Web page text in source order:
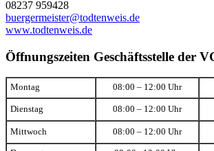
08237 959428
buergermeister@todtenweis.de
www.todtenweis.de
Öffnungszeiten Geschäftsstelle der
Montag 08:00 – 12:00 Uhr
Dienstag 08:00 – 12:00 Uhr
Mittwoch 08:00 – 12:00 Uhr